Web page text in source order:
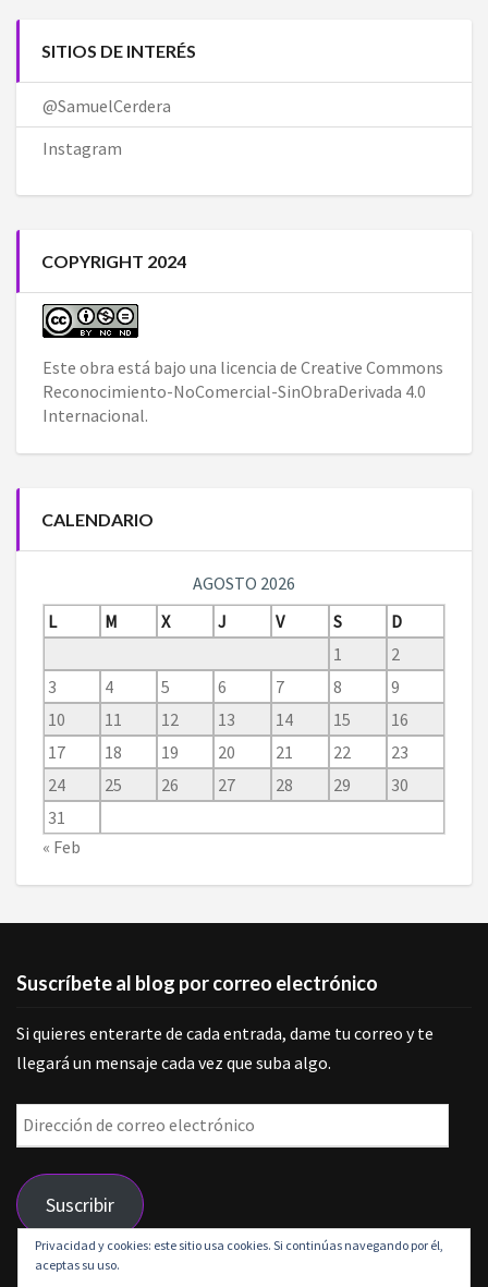
SITIOS DE INTERÉS
@SamuelCerdera
Instagram
COPYRIGHT 2024
Este obra está bajo una licencia de Creative Commons
Reconocimiento-NoComercial-SinObraDerivada 4.0
Internacional.
CALENDARIO
AGOSTO 2026
L
M X J V S
D
1
2
3
4 5 6 7 8
9
10
11 12 13 14 15
16
17
18 19 20 21 22
23
24
25 26 27 28 29
30
31
« Feb
Suscríbete al blog por correo electrónico
Si quieres enterarte de cada entrada, dame tu correo y te
llegará un mensaje cada vez que suba algo.
Dirección
de
correo
electrónico
Suscribir
Únete a otros 9 suscriptores
Privacidad y cookies: este sitio usa cookies. Si continúas navegando por él,
aceptas su uso.